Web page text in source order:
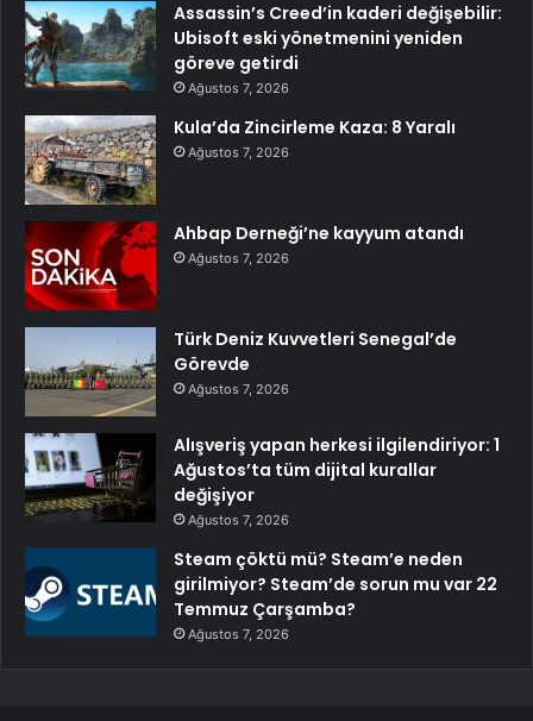
Assassin’s Creed’in kaderi değişebilir:
Ubisoft eski yönetmenini yeniden
göreve getirdi
Ağustos 7, 2026
Kula’da Zincirleme Kaza: 8 Yaralı
Ağustos 7, 2026
Ahbap Derneği’ne kayyum atandı
Ağustos 7, 2026
Türk Deniz Kuvvetleri Senegal’de
Görevde
Ağustos 7, 2026
Alışveriş yapan herkesi ilgilendiriyor: 1
Ağustos’ta tüm dijital kurallar
değişiyor
Ağustos 7, 2026
Steam çöktü mü? Steam’e neden
girilmiyor? Steam’de sorun mu var 22
Temmuz Çarşamba?
Ağustos 7, 2026